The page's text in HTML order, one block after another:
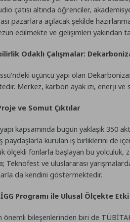
çatısı altında öğrenciler,
pazarlara açılacak şekilde
edilmekte ve gelişimleri yakından
Odaklı Çalışmalar:
üçüncü yapı olan
Merkez, karbon ayak izi, enerji
ve Somut Çıktılar
kapsamında bugün yaklaşık 350
paydaşlarla kurulan iş birliklerini de
ölçekli fonlarla başlayan bu yolculuk,
Teknofest ve uluslararası
da kendini göstermektedir.
Programı ile Ulusal Ölçekte Etki
önemli bileşenlerinden biri de